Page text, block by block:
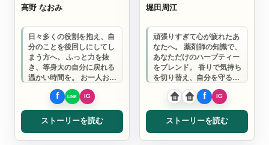
高野 なおみ
日々多くの役割を抱え、自
分のことを後回しにしてし
まう方へ。 ふっと力を抜
き、等身大の自分に戻れる
温かい時間を。 お一人おひ
とりのお話と体調に耳を傾
け、 その時必…
ストーリーを読む
堀田周江
頑張りすぎて心が疲れたあ
なたへ。 薬剤師の知識で、
あなただけのハーブティー
をブレンド。 香りで気持ち
を切り替え、自分を守る習
慣を一緒に作りませんか？
ストーリーを読む
ノーブレスチャプター LAPISチャプター